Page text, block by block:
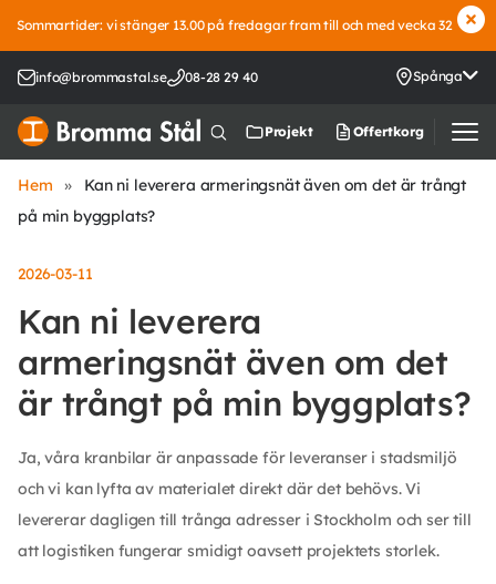
Sommartider: vi stänger 13.00 på fredagar fram till och med vecka 32
info@brommastal.se 08-28 29 40 Spånga
Projekt Offertkorg
Hem »
Kan ni leverera armeringsnät även om det är trångt
på min byggplats?
2026-03-11
Kan ni leverera
armeringsnät även om det
är trångt på min byggplats?
Ja, våra kranbilar är anpassade för leveranser i stadsmiljö
och vi kan lyfta av materialet direkt där det behövs. Vi
levererar dagligen till trånga adresser i Stockholm och ser till
att logistiken fungerar smidigt oavsett projektets storlek.